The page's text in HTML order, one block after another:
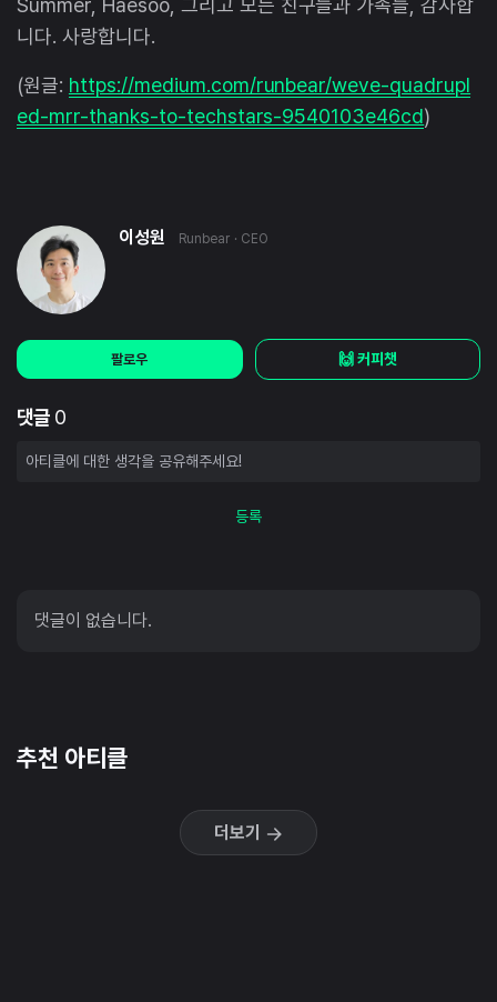
Summer, Haesoo, 그리고 모든 친구들과 가족들, 감사합
니다. 사랑합니다.
(원글: https://medium.com/runbear/weve-quadrupl
ed-mrr-thanks-to-techstars-9540103e46cd)
이성원 Runbear · CEO
팔로우 🙌 커피챗
댓글 0
등록
댓글이 없습니다.
추천 아티클
더보기